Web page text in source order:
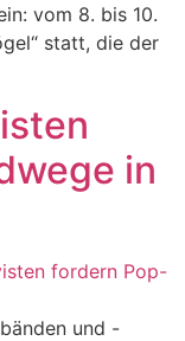
vom 8. bis 10.
statt, die der
in
und -